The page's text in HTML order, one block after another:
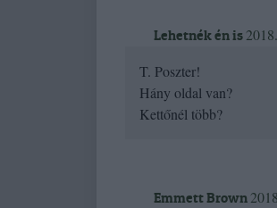
Lehetnék én is
T. Poszter!
Hány oldal van?
Kettőnél több?
Emmett Brown